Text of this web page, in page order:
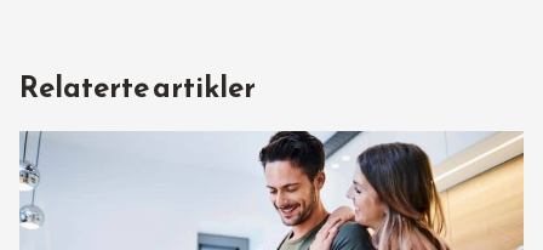
Relaterte artikler